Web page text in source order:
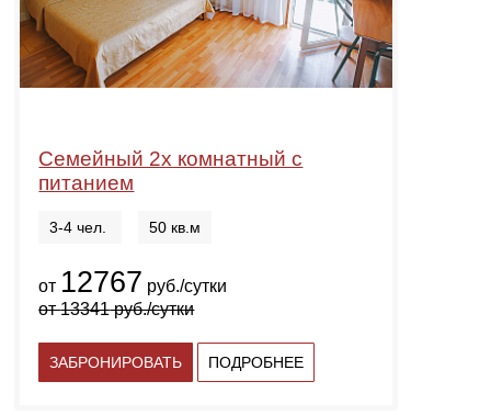
Семейный 2х комнатный с
питанием
3-4 чел. 50 кв.м
от 12767 руб./сутки
от13341руб./сутки
ЗАБРОНИРОВАТЬ ПОДРОБНЕЕ